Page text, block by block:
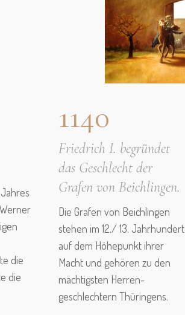
die
die
1140
Friedrich I. begründet
das Geschlecht der
Grafen von Beichlingen.
Die Grafen von Beichlingen
stehen im 12./ 13. Jahrhundert
auf dem Höhepunkt ihrer
Macht und gehören zu den
mächtigsten Herren­
geschlechtern Thü­r­­ingens.